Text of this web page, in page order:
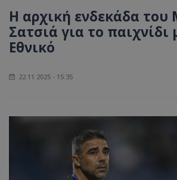
Η αρχική ενδεκάδα του
Σατσιά για το παιχνίδι
Εθνικό
22.11.2025 - 15:35